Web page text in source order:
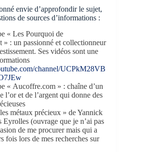
envie d’approfondir le sujet,
de sources d’informations :
« Les Pourquoi de
» : un passionné et collectionneur
Ses vidéos sont une
channel/UCPkM28VB
« Aucoffre.com » : chaîne d’un
l’or et de l’argent qui donne des
métaux précieux » de Yannick
(ouvrage que je n’ai pas
de me procurer mais qui a
fois lors de mes recherches sur